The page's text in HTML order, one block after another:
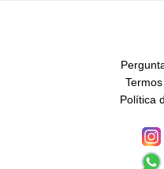
Política